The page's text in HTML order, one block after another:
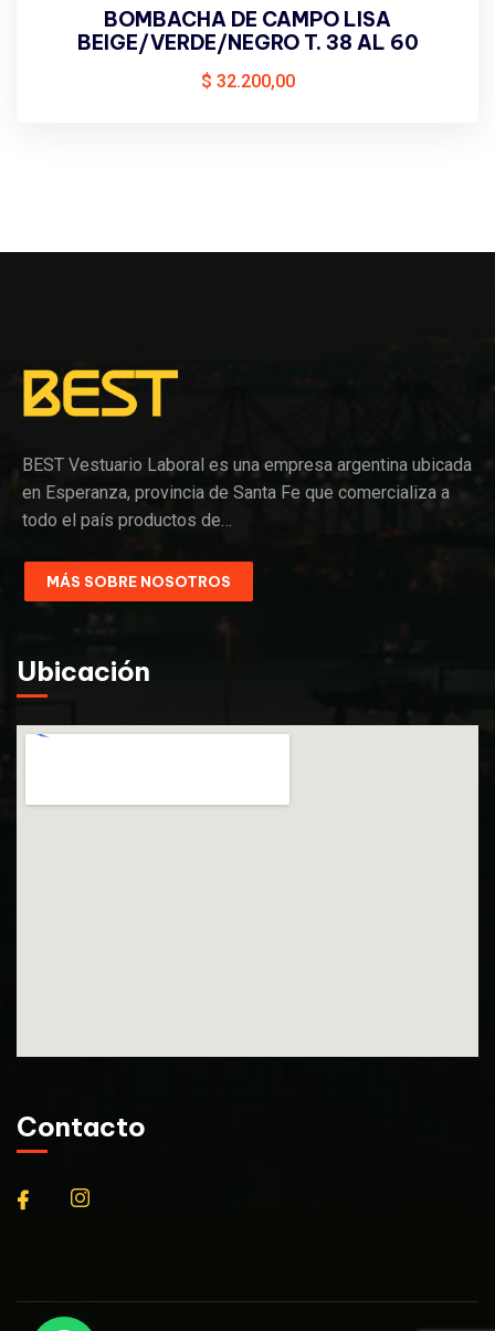
BOMBACHA DE CAMPO LISA
BEIGE/VERDE/NEGRO T. 38 AL 60
$ 32.200,00
BEST Vestuario Laboral es una empresa argentina ubicada
en Esperanza, provincia de Santa Fe que comercializa a
todo el país productos de…
MÁS SOBRE NOSOTROS
Ubicación
Contacto